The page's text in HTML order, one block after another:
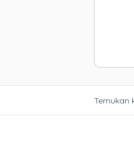
Temukan